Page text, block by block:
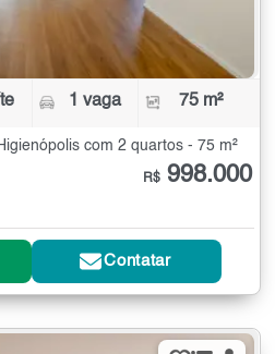
1 vaga 75 m²
com 2 quartos - 75 m²
R$ 998.000
Contatar